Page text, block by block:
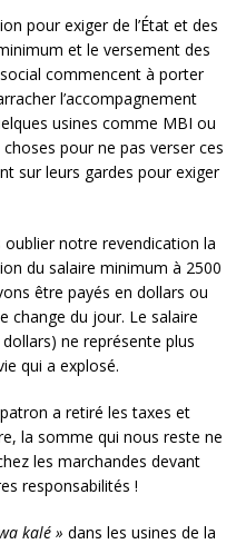
pour exiger de l’État et des
et le versement des
commencent à porter
l’accompagnement
usines comme MBI ou
pour ne pas verser ces
sur leurs gardes pour exiger
notre revendication la
du salaire minimum à 2500
être payés en dollars ou
change du jour. Le salaire
dollars) ne représente plus
qui a explosé.
a retiré les taxes et
la somme qui nous reste ne
les marchandes devant
responsabilités !
kalé » dans les usines de la